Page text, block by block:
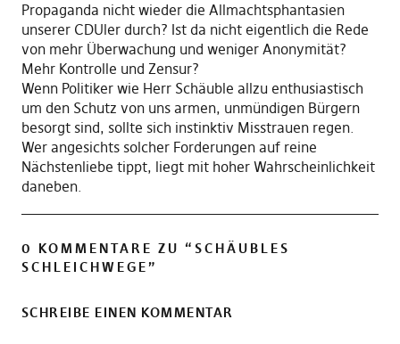
Propaganda nicht wieder die Allmachtsphantasien
unserer CDUler durch? Ist da nicht eigentlich die Rede
von mehr Überwachung und weniger Anonymität?
Mehr Kontrolle und Zensur?
Wenn Politiker wie Herr Schäuble allzu enthusiastisch
um den Schutz von uns armen, unmündigen Bürgern
besorgt sind, sollte sich instinktiv Misstrauen regen.
Wer angesichts solcher Forderungen auf reine
Nächstenliebe tippt, liegt mit hoher Wahrscheinlichkeit
daneben.
0 KOMMENTARE ZU “ SCHÄUBLES
SCHLEICHWEGE”
SCHREIBE EINEN KOMMENTAR